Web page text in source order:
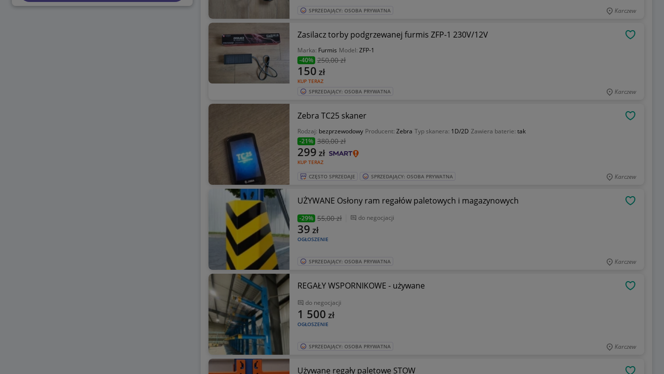
SPRZEDAJĄCY: OSOBA PRYWATNA Karczew
Zasilacz torby podgrzewanej furmis ZFP-1 230V/12V
Marka: Furmis Model: ZFP-1
-40% 250,00 zł
KUP TERAZ
150 zł
SPRZEDAJĄCY: OSOBA PRYWATNA Karczew
Zebra TC25 skaner
Rodzaj: bezprzewodowy Producent: Zebra Typ skanera: 1D/2D Zawiera baterie: tak
-21% 380,00 zł
KUP TERAZ
299 zł
CZĘSTO SPRZEDAJE SPRZEDAJĄCY: OSOBA PRYWATNA Karczew
UŻYWANE Osłony ram regałów paletowych i magazynowych
-29% 55,00 zł do negocjacji
OGŁOSZENIE
39 zł
SPRZEDAJĄCY: OSOBA PRYWATNA Karczew
REGAŁY WSPORNIKOWE - używane
do negocjacji
OGŁOSZENIE
1 500 zł
SPRZEDAJĄCY: OSOBA PRYWATNA Karczew
Używane regały paletowe STOW